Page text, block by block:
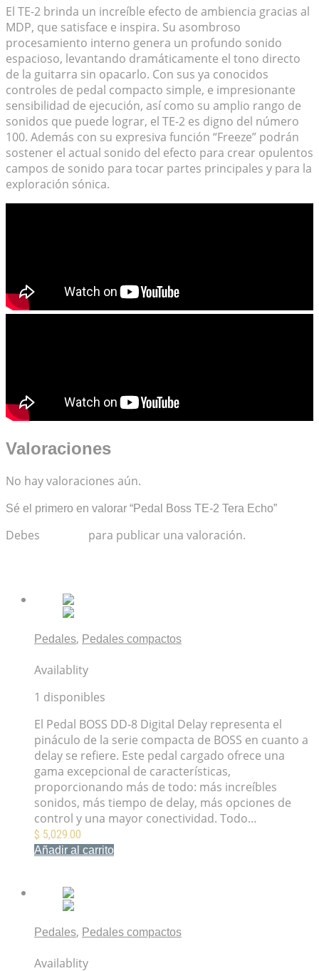
El TE-2 brinda un increíble efecto de ambiencia gracias al
MDP, que satisface e inspira. Su asombroso
procesamiento interno genera un profundo sonido
espacioso, levantando dramáticamente el tono directo
de la guitarra sin opacarlo. Con sus ya conocidos
controles de pedal compacto simple, e impresionante
sensibilidad de ejecución, así como su amplio rango de
sonidos que puede lograr, el TE-2 es digno del número
100. Además con su expresiva función “Freeze” podrán
sostener el actual sonido del efecto para crear opulentos
campos de sonido para tocar partes principales y para la
exploración sónica.
Valoraciones
No hay valoraciones aún.
Sé el primero en valorar “Pedal Boss TE-2 Tera Echo”
Debes para publicar una valoración.
Pedales, Pedales compactos
Availablity
1 disponibles
El Pedal BOSS DD-8 Digital Delay representa el
pináculo de la serie compacta de BOSS en cuanto a
delay se refiere. Este pedal cargado ofrece una
gama excepcional de características,
proporcionando más de todo: más increíbles
sonidos, más tiempo de delay, más opciones de
control y una mayor conectividad. Todo…
$ 5,029.00
Añadir al carrito
Pedales, Pedales compactos
Availablity